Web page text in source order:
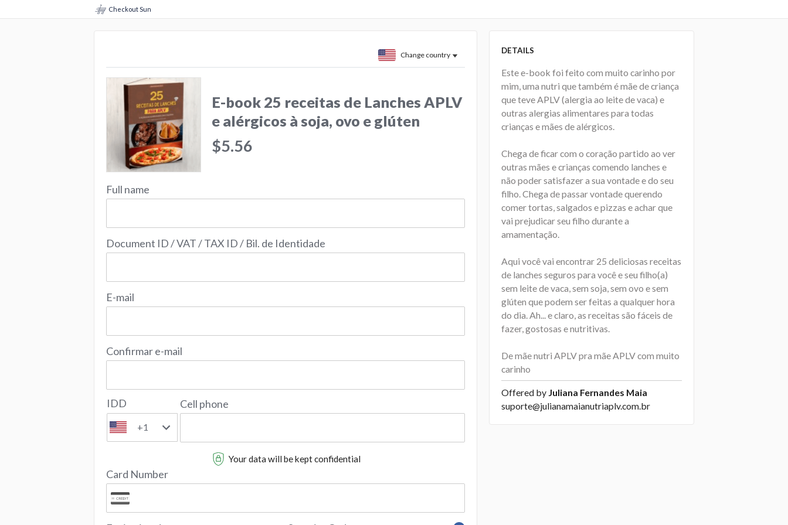
Checkout Sun
Change country
E-book 25 receitas de Lanches APLV
e alérgicos à soja, ovo e glúten
$5.56
Full name
Document ID / VAT / TAX ID / Bil. de Identidade
E-mail
Confirmar e-mail
IDD
+1
Cell phone
Your data will be kept confidential
Card Number
DETAILS
Este e-book foi feito com muito carinho por
mim, uma nutri que também é mãe de criança
que teve APLV (alergia ao leite de vaca) e
outras alergias alimentares para todas
crianças e mães de alérgicos.
Chega de ficar com o coração partido ao ver
outras mães e crianças comendo lanches e
não poder satisfazer a sua vontade e do seu
filho. Chega de passar vontade querendo
comer tortas, salgados e pizzas e achar que
vai prejudicar seu filho durante a
amamentação.
Aqui você vai encontrar 25 deliciosas receitas
de lanches seguros para você e seu filho(a)
sem leite de vaca, sem soja, sem ovo e sem
glúten que podem ser feitas a qualquer hora
do dia. Ah... e claro, as receitas são fáceis de
fazer, gostosas e nutritivas.
De mãe nutri APLV pra mãe APLV com muito
carinho
Offered by Juliana Fernandes Maia
suporte@julianamaianutriaplv.com.br